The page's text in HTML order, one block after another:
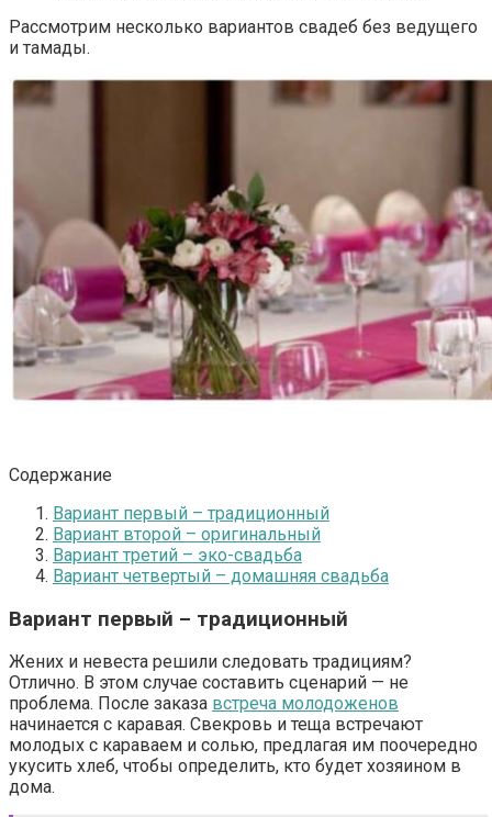
Рассмотрим несколько вариантов свадеб без ведущего
и тамады.
Содержание
Вариант первый – традиционный
Вариант второй – оригинальный
Вариант третий – эко-свадьба
Вариант четвертый – домашняя свадьба
Вариант первый – традиционный
Жених и невеста решили следовать традициям?
Отлично. В этом случае составить сценарий — не
проблема. После заказа встреча молодоженов
начинается с каравая. Свекровь и теща встречают
молодых с караваем и солью, предлагая им поочередно
укусить хлеб, чтобы определить, кто будет хозяином в
дома.